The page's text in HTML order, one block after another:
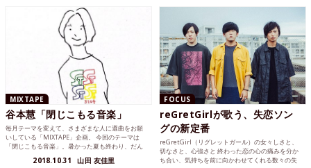
MIXTAPE
谷本慧「閉じこもる音楽」
毎月テーマを変えて、さまざまな人に選曲をお願
いしている「MIXTAPE」企画。 今回のテーマは
「閉じこもる音楽」。暑かった夏も終わり、だん
2018.10.31 山田 友佳里
FOCUS
reGretGirlが歌う、失恋ソン
グの新定番
reGretGirl（リグレットガール）の女々しさと、
切なさと、心強さと 終わった恋の心の痛みを分か
ち合い、気持ちを前に向かわせてくれる数々の失